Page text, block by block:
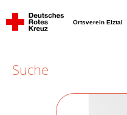
Ortsverein Elztal
Suche